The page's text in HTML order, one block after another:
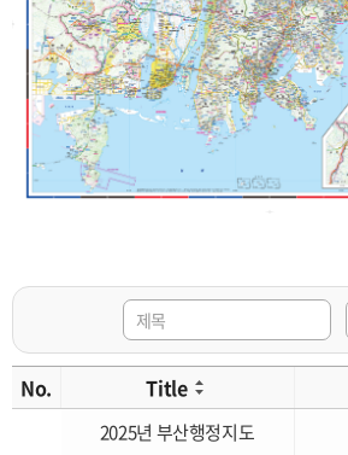
No. Title
2025년 부산행정지도